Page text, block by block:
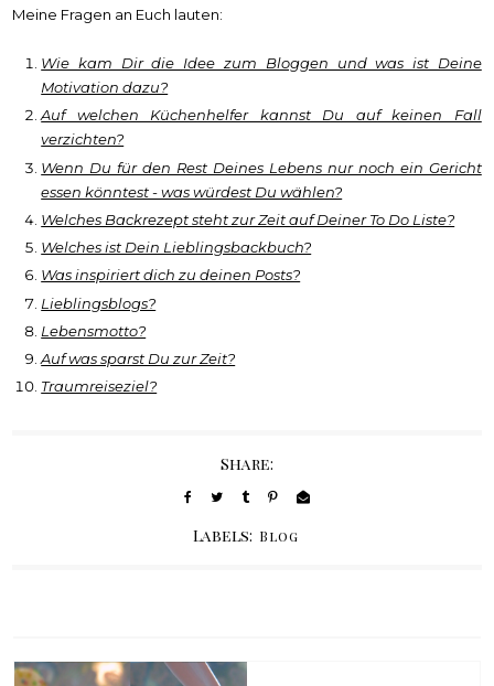
Meine Fragen an Euch lauten:
Wie kam Dir die Idee zum Bloggen und was ist Deine
Motivation dazu?
Auf welchen Küchenhelfer kannst Du auf keinen Fall
verzichten?
Wenn Du für den Rest Deines Lebens nur noch ein Gericht
essen könntest - was würdest Du wählen?
Welches Backrezept steht zur Zeit auf Deiner To Do Liste?
Welches ist Dein Lieblingsbackbuch?
Was inspiriert dich zu deinen Posts?
Lieblingsblogs?
Lebensmotto?
Auf was sparst Du zur Zeit?
Traumreiseziel?
Share:
Labels: Blog